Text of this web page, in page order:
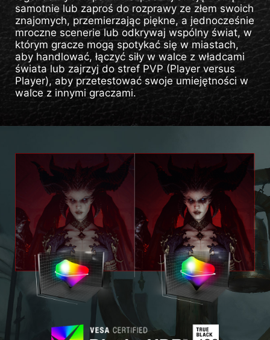
samotnie lub zaproś do rozprawy ze złem swoich
znajomych, przemierzając piękne, a jednocześnie
mroczne scenerie lub odkrywaj wspólny świat, w
którym gracze mogą spotykać się w miastach,
aby handlować, łączyć siły w walce z władcami
świata lub zajrzyj do stref PVP (Player versus
Player), aby przetestować swoje umiejętności w
walce z innymi graczami.